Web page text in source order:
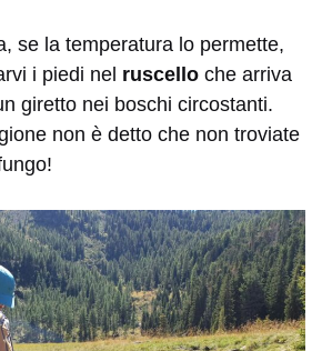
se la temperatura lo permette,
i piedi nel ruscello che arriva
giretto nei boschi circostanti.
non è detto che non troviate